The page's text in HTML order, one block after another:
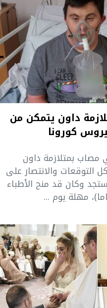
داون يتمكن من
كورونا
بمتلازمة داون
والانتصار على
وكان قد منح الأطباء